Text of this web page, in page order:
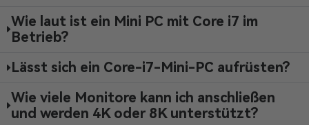
Wie laut ist ein Mini PC mit Core i7 im
Betrieb?
Lässt sich ein Core-i7-Mini-PC aufrüsten?
Wie viele Monitore kann ich anschließen
und werden 4K oder 8K unterstützt?